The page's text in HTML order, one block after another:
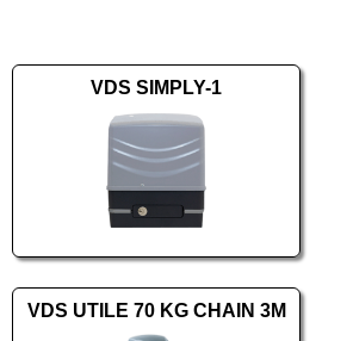
VDS SIMPLY-1
VDS UTILE 70 KG CHAIN 3M